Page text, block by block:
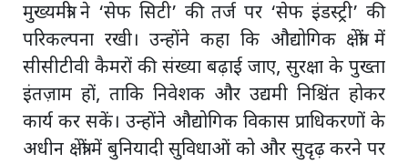
मुख्यमंत्री ने ‘सेफ सिटी’ की तर्ज पर ‘सेफ इंडस्ट्री’ की
परिकल्पना रखी। उन्होंने कहा कि औद्योगिक क्षेत्रों में
सीसीटीवी कैमरों की संख्या बढ़ाई जाए, सुरक्षा के पुख्ता
इंतज़ाम हों, ताकि निवेशक और उद्यमी निश्चिंत होकर
कार्य कर सकें। उन्होंने औद्योगिक विकास प्राधिकरणों के
अधीन क्षेत्रों में बुनियादी सुविधाओं को और सुदृढ़ करने पर